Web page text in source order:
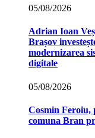
05/08/2026
Adrian Ioan
Brașov
modernizarea
digitale
05/08/2026
Cosmin Feroiu,
comuna Bran